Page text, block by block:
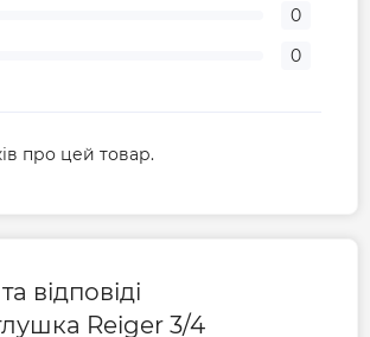
0
0
про цей товар.
відповіді
Reiger 3/4